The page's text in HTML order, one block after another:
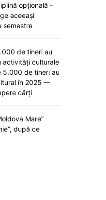
Pașaportul R.
poziții în
opțională -
aceeași
semestre
de tineri au
activități culturale
5.000 de tineri au
în 2025 —
cărți
Mare”
după ce